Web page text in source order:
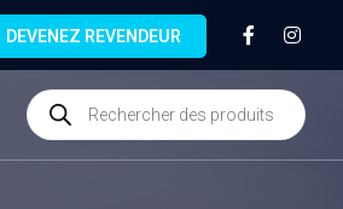
DEVENEZ REVENDEUR